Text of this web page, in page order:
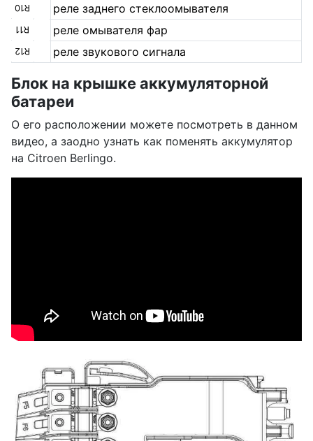
R10 реле заднего стеклоомывателя
R11 реле омывателя фар
R12 реле звукового сигнала
Блок на крышке аккумуляторной
батареи
О его расположении можете посмотреть в данном
видео, а заодно узнать как поменять аккумулятор
на Citroеn Berlingo.